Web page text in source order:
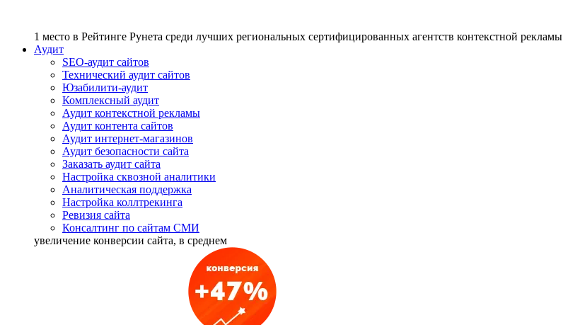
1 место в Рейтинге Рунета cреди лучших региональных сертифицированных агентств контекстной рекламы
Аудит
SEO-аудит сайтов
Технический аудит сайтов
Юзабилити-аудит
Комплексный аудит
Аудит контекстной рекламы
Аудит контента сайтов
Аудит интернет-магазинов
Аудит безопасности сайта
Заказать аудит сайта
Настройка сквозной аналитики
Аналитическая поддержка
Настройка коллтрекинга
Ревизия сайта
Консалтинг по сайтам СМИ
увеличение конверсии сайта, в среднем